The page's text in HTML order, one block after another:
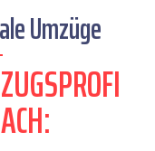
Umzüge